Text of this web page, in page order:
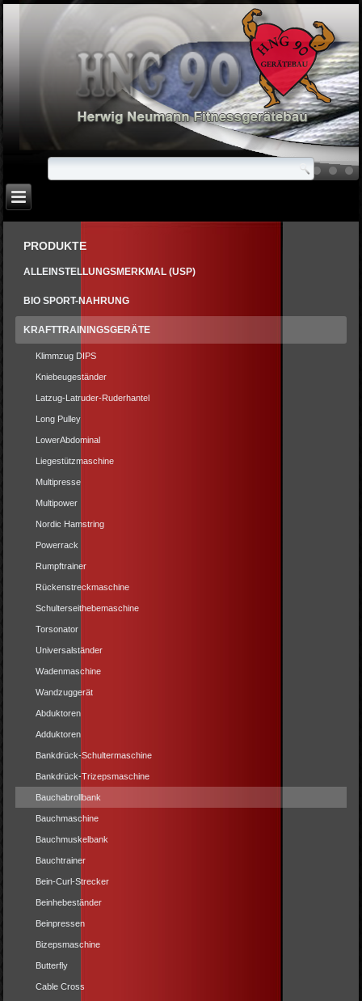
PRODUKTE
ALLEINSTELLUNGSMERKMAL (USP)
BIO SPORT-NAHRUNG
KRAFTTRAININGSGERÄTE
Klimmzug DIPS
Kniebeugeständer
Latzug-Latruder-Ruderhantel
Long Pulley
LowerAbdominal
Liegestützmaschine
Multipresse
Multipower
Nordic Hamstring
Powerrack
Rumpftrainer
Rückenstreckmaschine
Schulterseithebemaschine
Torsonator
Universalständer
Wadenmaschine
Wandzuggerät
Abduktoren
Adduktoren
Bankdrück-Schultermaschine
Bankdrück-Trizepsmaschine
Bauchabrollbank
Bauchmaschine
Bauchmuskelbank
Bauchtrainer
Bein-Curl-Strecker
Beinhebeständer
Beinpressen
Bizepsmaschine
Butterfly
Cable Cross